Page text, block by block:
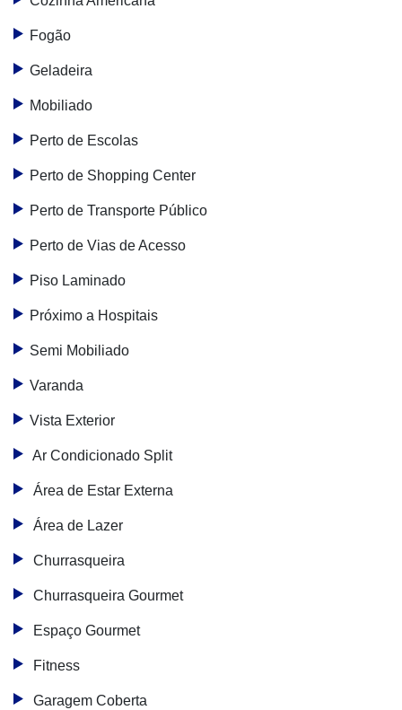
Fogão
Geladeira
Mobiliado
Perto de Escolas
Perto de Shopping Center
Perto de Transporte Público
Perto de Vias de Acesso
Piso Laminado
Próximo a Hospitais
Semi Mobiliado
Varanda
Vista Exterior
Ar Condicionado Split
Área de Estar Externa
Área de Lazer
Churrasqueira
Churrasqueira Gourmet
Espaço Gourmet
Fitness
Garagem Coberta